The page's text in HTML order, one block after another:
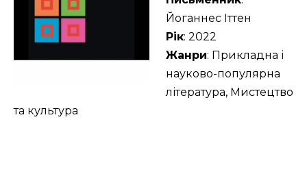
Йоганнес Іттен
Рік: 2022
Жанри: Прикладна і
науково-популярна
література, Мистецтво
та культура